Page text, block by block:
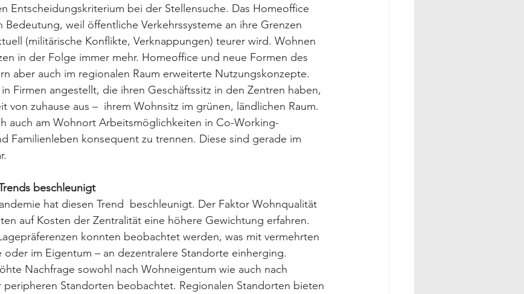
Entscheidungskriterium bei der Stellensuche. Das Homeoffice
Bedeutung, weil öffentliche Verkehrssysteme an ihre Grenzen
(militärische Konflikte, Verknappungen) teurer wird. Wohnen
in der Folge immer mehr. Homeoffice und neue Formen des
aber auch im regionalen Raum erweiterte Nutzungskonzepte.
Firmen angestellt, die ihren Geschäftssitz in den Zentren haben,
von zuhause aus –  ihrem Wohnsitz im grünen, ländlichen Raum.
auch am Wohnort Arbeitsmöglichkeiten in Co-Working-
Familienleben konsequent zu trennen. Diese sind gerade im
beschleunigt
hat diesen Trend  beschleunigt. Der Faktor Wohnqualität
auf Kosten der Zentralität eine höhere Gewichtung erfahren.
konnten beobachtet werden, was mit vermehrten
oder im Eigentum – an dezentralere Standorte einherging.
Nachfrage sowohl nach Wohneigentum wie auch nach
Standorten beobachtet. Regionalen Standorten bieten